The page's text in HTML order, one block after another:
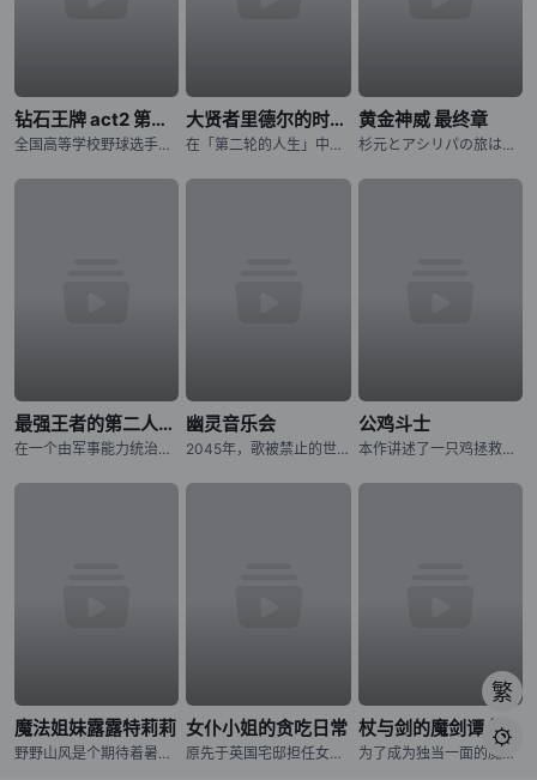
钻石王牌 act2 第二季
全国高等学校野球选手権东京大会に参加する各校の选手の闘志みなぎる表情から始まります。稲城実业高等学校、市大三高、薬师高校といったライバルたちが登场し、彼らに挑む青道高校は沢村栄纯がエースナンバーを背负
大贤者里德尔的时空逆行
在「第二轮的人生」中，夺回曾失去的一切！神秘组织「恶意之箱」夺走了青年里德尔的伙伴与世界。失去生存意义的他，在绝望边缘迎来最后的灵光一现：如果能回到一切尚未崩坏之前呢？历经千年、成为异形的里德尔，终于
黄金神威 最终章
杉元とアシリパの旅はクライマックスへ!! アイヌから夺われた金块を巡る生存竞争サバイバル、最终章に突入ッッ!!! 樺太から北海道に帰还した「不死身の杉元」こと杉元佐ーとアイヌの少女・アシリパは
最强王者的第二人生 第二季
在一个由军事能力统治的世界里，格雷国王拥有无与伦比的力量、财富和声望。然而，孤独在那拥有强大力量的人身后徘徊。在一个强大的国王迷人的外表之下，潜伏着一个人的外壳，没有目的和意志。转世到一个充满魔法和怪
幽灵音乐会
2045年，歌被禁止的世界――。 音乐的创造与演奏，全都由音乐应用程式《MiucS》代替人类一手包办。 少女・相叶芹亚与朋友们外出时，听见了本应被禁止的歌声。 循着歌声的方向，芹亚所看见的是——
公鸡斗士
本作讲述了一只鸡拯救人类的故事。故事舞台设定在日本——当拥有压倒性力量、破坏城市并捕食人类的异形巨兽“鬼兽”突然出现，人们正陷入绝望深渊之时，挺身而出对抗鬼兽的竟是一只鸡。这只为寻找杀害妹妹的鬼兽而四
魔法姐妹露露特莉莉
野野山风是个期待着暑假的天真小学生。野野山流则是个内敛，却非常努力进取的国中生。曾经无话不谈的姐妹，最近的距离却似乎变得遥远…… 某天，风遇见了一艘宇宙船，并从中获得了魔法力量。同时，流竟也获得了
女仆小姐的贪吃日常
原先于英国宅邸担任女仆的雀，基于某些原因来到日本一角的小小公寓展开新生活。尽管有许多需要操心的事情，不过对日本食物充满好奇的雀，潇洒地离开公寓去寻找美食…！由非日常的小女仆所献上的窝心日常，就此开演！
杖与剑的魔剑谭 第二季
为了成为独当一面的魔导士，少年威尔进入魔法学院学习。然而个性努力认真的他，即使想成为魔导士却有个致命性的弱点。那就是「他完全无法使用魔法」。同学跟老师都用冷漠的眼神看待他，尽管有的时候感到相当挫折，威
繁
